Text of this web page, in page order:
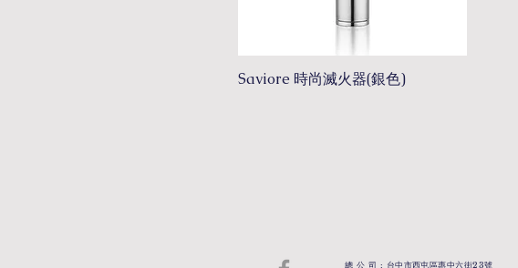
Saviore 時尚滅火器(銀色)
總 公 司 : 台中市西屯區惠中六街23號